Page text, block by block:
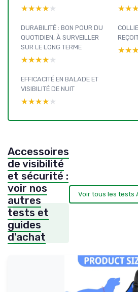
★★★★★
★★★★★
DURABILITÉ : BON POUR DU
QUOTIDIEN, À SURVEILLER
SUR LE LONG TERME
★★★★★
★★★★★
EFFICACITÉ EN BALADE ET
VISIBILITÉ DE NUIT
★★★★★
★★★★★
Accessoires
de visibilité
et sécurité :
voir nos
autres
tests et
guides
d'achat
Voir tous les tests